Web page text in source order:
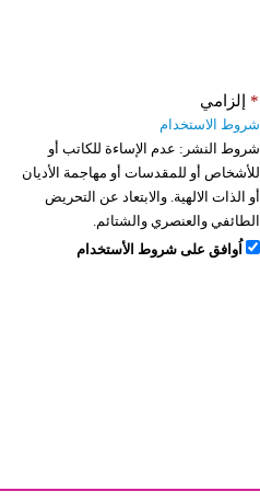
إلزامي *
شروط الاستخدام
شروط النشر: عدم الإساءة للكاتب أو
للأشخاص أو للمقدسات أو مهاجمة الأديان
أو الذات الالهية. والابتعاد عن التحريض
الطائفي والعنصري والشتائم.
اُوافق على شروط الأستخدام